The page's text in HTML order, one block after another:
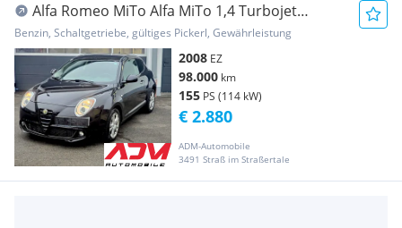
Alfa Romeo MiTo Alfa MiTo 1,4 Turbojet
Progression
Benzin, Schaltgetriebe, gültiges Pickerl, Gewährleistung
2008 EZ
98.000 km
155 PS (114 kW)
ADM-Automobile
3491 Straß im Straßertale
€ 2.880